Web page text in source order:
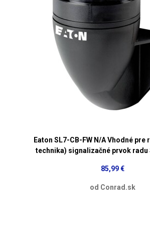
Eaton SL7-CB-FW N/A Vhodné pre
technika) signalizačné prvok radu
85,99 €
od Conrad.sk